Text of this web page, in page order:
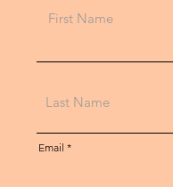
Email